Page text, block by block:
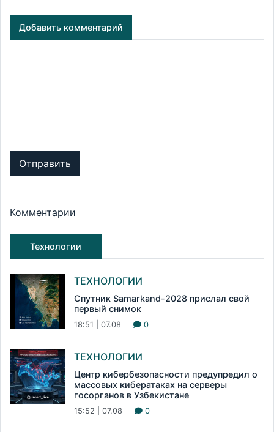
Добавить комментарий
Отправить
Комментарии
Технологии
ТЕХНОЛОГИИ
Спутник Samarkand-2028 прислал свой
первый снимок
18:51 | 07.08 0
ТЕХНОЛОГИИ
Центр кибербезопасности предупредил о
массовых кибератаках на серверы
госорганов в Узбекистане
15:52 | 07.08 0